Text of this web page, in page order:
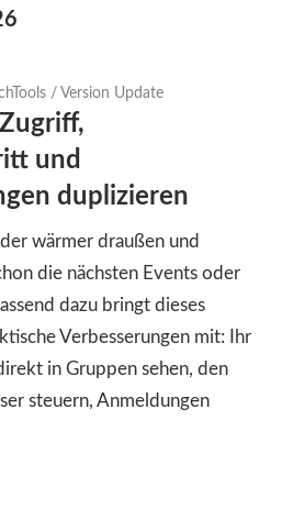
/ Version Update
und
duplizieren
wärmer draußen und
die nächsten Events oder
dazu bringt dieses
Verbesserungen mit: Ihr
in Gruppen sehen, den
steuern, Anmeldungen